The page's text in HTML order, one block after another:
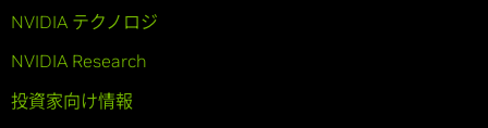
NVIDIA テクノロジ
NVIDIA Research
投資家向け情報